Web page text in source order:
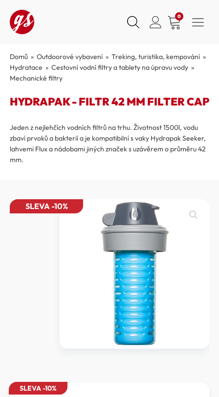
0
Domů » Outdoorové vybavení » Treking, turistika, kempování »
Hydratace » Cestovní vodní filtry a tablety na úpravu vody »
Mechanické filtry
HYDRAPAK - FILTR 42 MM FILTER CAP
Jeden z nejlehčích vodních filtrů na trhu. Životnost 1500l, vodu
zbaví prvoků a bakterií a je kompatibilní s vaky Hydrapak Seeker,
lahvemi Flux a nádobami jiných značek s uzávěrem o průměru 42
mm.
SLEVA -10%
SLEVA -10%